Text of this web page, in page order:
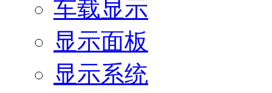
车载显示
显示面板
显示系统